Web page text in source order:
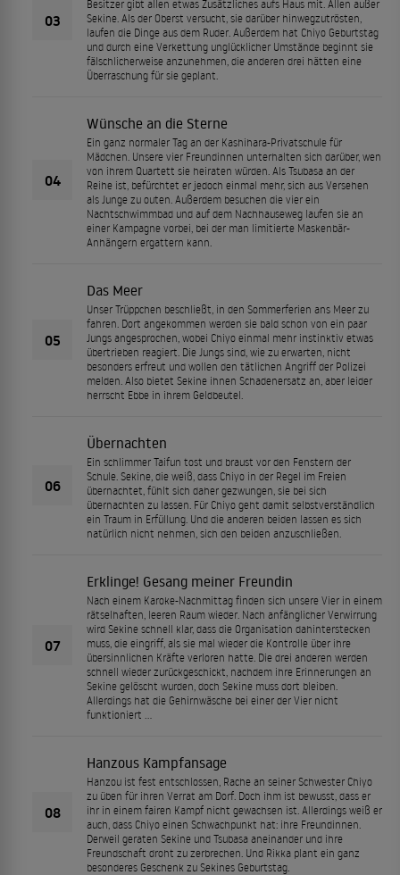
03
Besitzer gibt allen etwas Zusätzliches aufs Haus mit. Allen außer
Sekine. Als der Oberst versucht, sie darüber hinwegzutrösten,
laufen die Dinge aus dem Ruder. Außerdem hat Chiyo Geburtstag
und durch eine Verkettung unglücklicher Umstände beginnt sie
fälschlicherweise anzunehmen, die anderen drei hätten eine
Überraschung für sie geplant.
04
Wünsche an die Sterne
Ein ganz normaler Tag an der Kashihara-Privatschule für
Mädchen. Unsere vier Freundinnen unterhalten sich darüber, wen
von ihrem Quartett sie heiraten würden. Als Tsubasa an der
Reihe ist, befürchtet er jedoch einmal mehr, sich aus Versehen
als Junge zu outen. Außerdem besuchen die vier ein
Nachtschwimmbad und auf dem Nachhauseweg laufen sie an
einer Kampagne vorbei, bei der man limitierte Maskenbär-
Anhängern ergattern kann.
05
Das Meer
Unser Trüppchen beschließt, in den Sommerferien ans Meer zu
fahren. Dort angekommen werden sie bald schon von ein paar
Jungs angesprochen, wobei Chiyo einmal mehr instinktiv etwas
übertrieben reagiert. Die Jungs sind, wie zu erwarten, nicht
besonders erfreut und wollen den tätlichen Angriff der Polizei
melden. Also bietet Sekine ihnen Schadenersatz an, aber leider
herrscht Ebbe in ihrem Geldbeutel.
06
Übernachten
Ein schlimmer Taifun tost und braust vor den Fenstern der
Schule. Sekine, die weiß, dass Chiyo in der Regel im Freien
übernachtet, fühlt sich daher gezwungen, sie bei sich
übernachten zu lassen. Für Chiyo geht damit selbstverständlich
ein Traum in Erfüllung. Und die anderen beiden lassen es sich
natürlich nicht nehmen, sich den beiden anzuschließen.
07
Erklinge! Gesang meiner Freundin
Nach einem Karoke-Nachmittag finden sich unsere Vier in einem
rätselhaften, leeren Raum wieder. Nach anfänglicher Verwirrung
wird Sekine schnell klar, dass die Organisation dahinterstecken
muss, die eingriff, als sie mal wieder die Kontrolle über ihre
übersinnlichen Kräfte verloren hatte. Die drei anderen werden
schnell wieder zurückgeschickt, nachdem ihre Erinnerungen an
Sekine gelöscht wurden, doch Sekine muss dort bleiben.
Allerdings hat die Gehirnwäsche bei einer der Vier nicht
funktioniert …
08
Hanzous Kampfansage
Hanzou ist fest entschlossen, Rache an seiner Schwester Chiyo
zu üben für ihren Verrat am Dorf. Doch ihm ist bewusst, dass er
ihr in einem fairen Kampf nicht gewachsen ist. Allerdings weiß er
auch, dass Chiyo einen Schwachpunkt hat: ihre Freundinnen.
Derweil geraten Sekine und Tsubasa aneinander und ihre
Freundschaft droht zu zerbrechen. Und Rikka plant ein ganz
besonderes Geschenk zu Sekines Geburtstag.